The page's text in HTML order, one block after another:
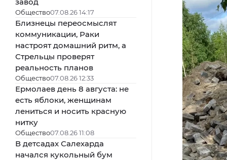
Общество07.08.26 14:17
Близнецы переосмыслят
коммуникации, Раки
настроят домашний ритм, а
Стрельцы проверят
реальность планов
Общество07.08.26 12:33
Ермолаев день 8 августа: не
есть яблоки, женщинам
лениться и носить красную
нитку
Общество07.08.26 11:08
В детсадах Салехарда
начался кукольный бум